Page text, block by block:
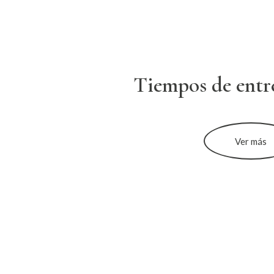
Tiempos de
Ver más